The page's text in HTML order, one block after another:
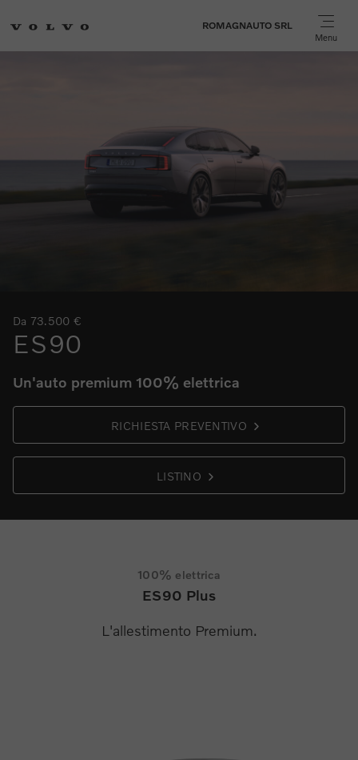
ROMAGNAUTO SRL
Menu
Da 73.500 €
ES90
Un'auto premium 100% elettrica
RICHIESTA PREVENTIVO
LISTINO
100% elettrica
ES90 Plus
L'allestimento Premium.